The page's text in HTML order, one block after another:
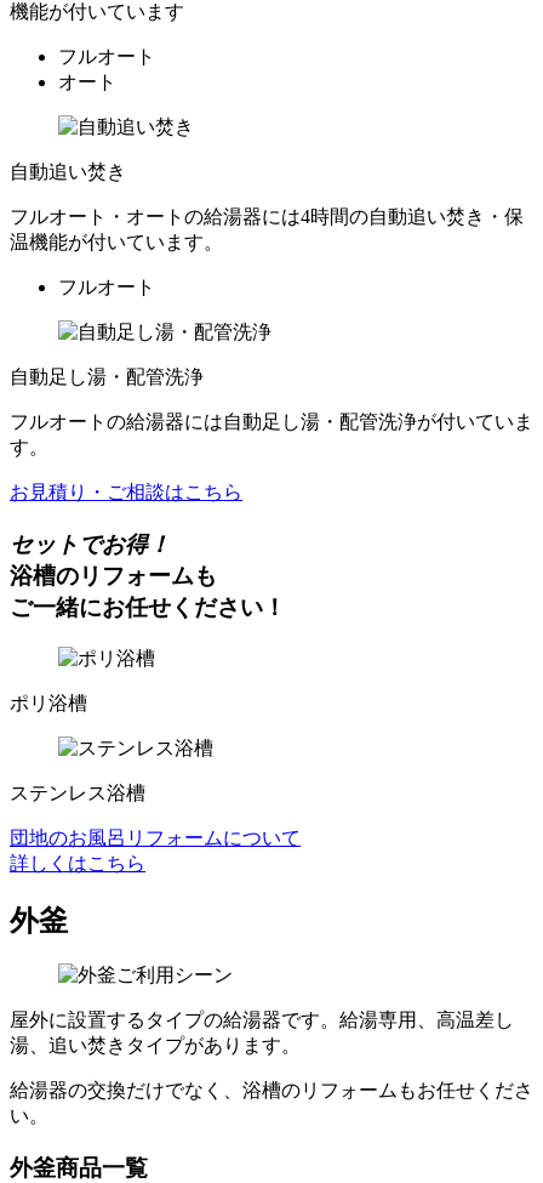
機能が付いています
フルオート
オート
自動追い焚き
フルオート・オートの給湯器には4時間の自動追い焚き・保
温機能が付いています。
フルオート
自動足し湯・配管洗浄
フルオートの給湯器には自動足し湯・配管洗浄が付いていま
す。
お見積り・ご相談はこちら
セットでお得！
浴槽のリフォームも
ご一緒にお任せください！
ポリ浴槽
ステンレス浴槽
団地のお風呂リフォームについて
詳しくはこちら
外釜
屋外に設置するタイプの給湯器です。給湯専用、高温差し
湯、追い焚きタイプがあります。
給湯器の交換だけでなく、浴槽のリフォームもお任せくださ
い。
外釜商品一覧